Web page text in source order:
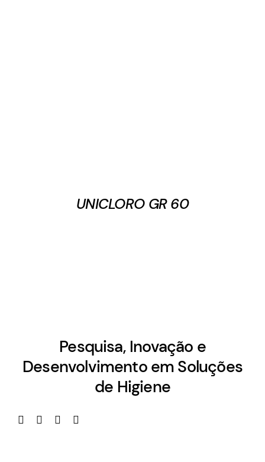
UNICLORO GR 60
Pesquisa, Inovação e
Desenvolvimento em Soluções
de Higiene